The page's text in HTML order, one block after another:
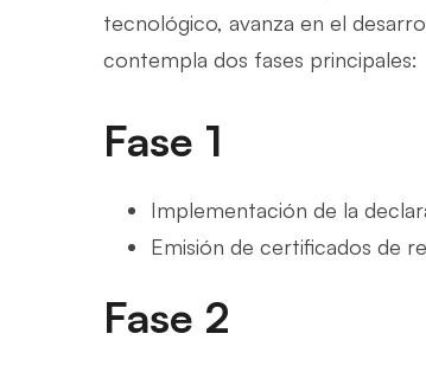
tecnológico, avanza en el
contempla dos fases principales:
Fase 1
Implementación de la
Emisión de certificados de
Fase 2